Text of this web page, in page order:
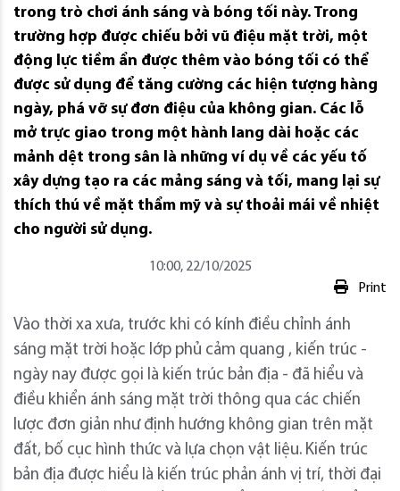
trong trò chơi ánh sáng và bóng tối này. Trong
trường hợp được chiếu bởi vũ điệu mặt trời, một
động lực tiềm ẩn được thêm vào bóng tối có thể
được sử dụng để tăng cường các hiện tượng hàng
ngày, phá vỡ sự đơn điệu của không gian. Các lỗ
mở trực giao trong một hành lang dài hoặc các
mảnh dệt trong sân là những ví dụ về các yếu tố
xây dựng tạo ra các mảng sáng và tối, mang lại sự
thích thú về mặt thẩm mỹ và sự thoải mái về nhiệt
cho người sử dụng.
10:00, 22/10/2025
Print
Vào thời xa xưa, trước khi có kính điều chỉnh ánh
sáng mặt trời hoặc lớp phủ cảm quang , kiến ​​trúc -
ngày nay được gọi là kiến ​​trúc bản địa - đã hiểu và
điều khiển ánh sáng mặt trời thông qua các chiến
lược đơn giản như định hướng không gian trên mặt
đất, bố cục hình thức và lựa chọn vật liệu. Kiến trúc
bản địa được hiểu là kiến ​​trúc phản ánh vị trí, thời đại